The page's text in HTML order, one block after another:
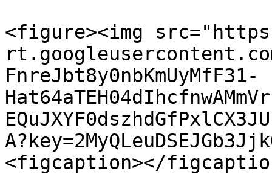
<figure><img
FnreJbt8y0nbKmUyMfF31-
<figcaption></